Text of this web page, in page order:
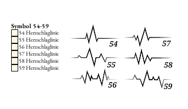
Symbol 54-59
54 Herzschlaglinie
55 Herzschlaglinie
56 Herzschlaglinie
57 Herzschlaglinie
58 Herzschlaglinie
59 Herzschlaglinie